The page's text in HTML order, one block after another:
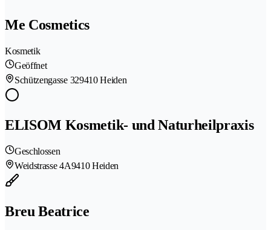
Me Cosmetics
Kosmetik
Geöffnet
Schützengasse 329410 Heiden
ELISOM Kosmetik- und Naturheilpraxis
Geschlossen
Weidstrasse 4A9410 Heiden
Breu Beatrice